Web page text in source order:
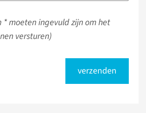
* moeten ingevuld zijn om het
versturen)
verzenden